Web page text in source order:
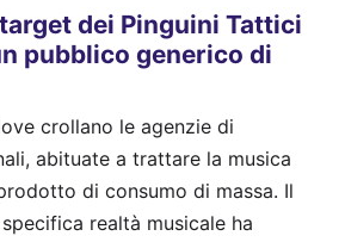
dei Pinguini Tattici
pubblico generico di
crollano le agenzie di
abituate a trattare la musica
di consumo di massa. Il
realtà musicale ha